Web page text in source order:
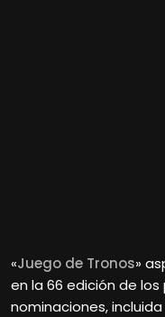
«Juego de Tronos»
en la 66 edición de los
nominaciones,